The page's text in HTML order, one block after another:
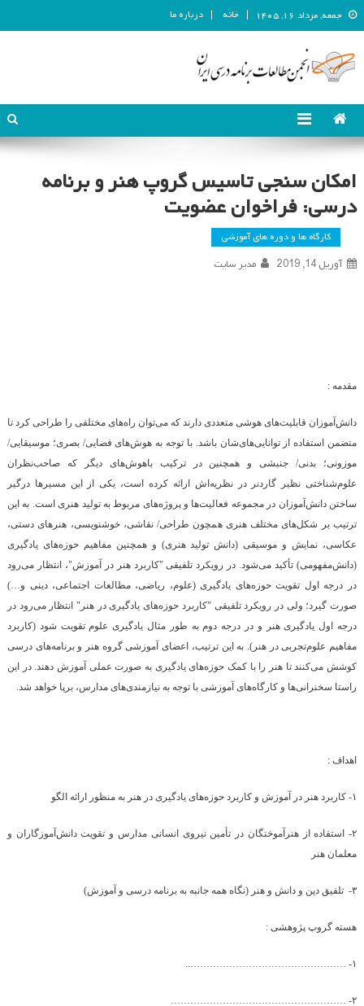
جمعه, مرداد ۱۶, ۱۴۰۵ خانه درباره ما
انجمن مطالعات برنامه درسی ایران
امکان سنجی تاسیس گروپ هنر و برنامه
درسی: فراخوان عضویت
کارگاه ها و دوره های آموزشی
آوریل 14, 2019 مدیر سایت
مقدمه :
دانش‌‌آموزان قابلیت‌های هوشی متعددی دارند که می‌توان راه‌های مختلفی را طراحی کرد تا
متضمن استفاده از توانایی‌های‌شان باشد. با توجه به هوش‌های فضایی/ بصری؛ موسیقایی/
موزونی؛ بدنی/ جنبشی و همچنین در ترکیب باهوش‌های دیگر که صاحب‌نظران
علوم‌شناختی نظیر گاردنر در نظریه‌اش ارائه کرده است، یکی از این مسیرها درگیر
ساختن دانش‌آموزان در مجموعه فعالیت‌ها و پروژه‌های مربوط به تولید هنری است. به این
ترتیب بر شکل‌های مختلف هنری همچون طراحی/ نقاشی، خوشنویسی، هنرهای دستی،
عکاسی، نمایش و موسیقی (دانش تولید هنری) و همچنین مفاهیم حوزه‌های یادگیری
(دانش‌مفهومی) تأکید می‌شود. در رویکرد تلفیقی "کاربرد هنر در آموزش"، انتظار می‌رود
در درجه اول تقویت حوزه‌های یادگیری (علوم، ریاضی، مطالعات اجتماعی، دینی و…)
صورت گیرد؛ ولی در رویکرد تلفیقی "کاربرد حوزه‌های یادگیری در هنر" انتظار می‌رود در
درجه اول یادگیری هنر و در درجه دوم به طور مثال یادگیری علوم تقویت شود (کاربرد
مفاهیم علوم‌تجربی در هنر). به این ترتیب، اعضای آموزشی گروه هنر و برنامه‌های درسی
کوشش می‌کنند تا هنر را با کمک حوزه‌های یادگیری به صورت عملی آموزش دهند. در این
راستا سخنرانی‌ها و کارگاه‌های آموزشی با توجه به نیازمندی‌های مدارس، برپا خواهد شد.
اهداف :
۱- کاربرد هنر در آموزش و کاربرد حوزه‌های یادگیری در هنر به منظور ارائه الگو
۲- استفاده از هنرآموختگان در تأمین نیروی انسانی مدارس و تقویت دانش‌آموزگاران و
معلمان هنر
۳- تلفیق دین و دانش و هنر (نگاه همه جانبه به برنامه درسی و آموزش)
هسته گروپ پژوهشی:
۱- …………………………………………..
۲- ………………………………………………